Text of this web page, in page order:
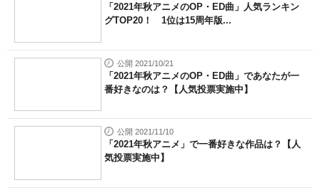
「2021年秋アニメのOP・ED曲」人気ランキン
グTOP20！ 1位は15周年版...
公開 2021/10/21
「2021年秋アニメのOP・ED曲」であなたが一
番好きなのは？【人気投票実施中】
公開 2021/11/10
「2021年秋アニメ」で一番好きな作品は？【人
気投票実施中】